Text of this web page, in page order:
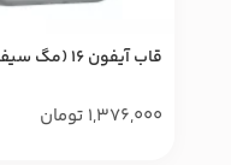
قاب آیفون ۱۶ (مگ سیف)
1,376,000 تومان